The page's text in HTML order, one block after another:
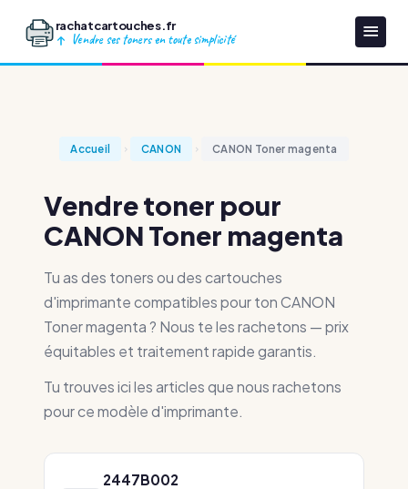
rachatcartouches.fr
Vendre ses toners en toute simplicité
Accueil CANON CANON Toner magenta
Vendre toner pour
CANON Toner magenta
Tu as des toners ou des cartouches
d'imprimante compatibles pour ton CANON
Toner magenta ? Nous te les rachetons — prix
équitables et traitement rapide garantis.
Tu trouves ici les articles que nous rachetons
pour ce modèle d'imprimante.
2447B002